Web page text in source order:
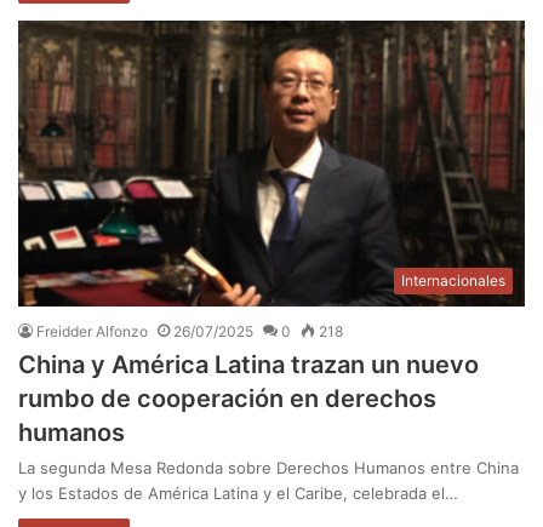
Internacionales
Freidder Alfonzo 26/07/2025 0 218
China y América Latina trazan un nuevo
rumbo de cooperación en derechos
humanos
La segunda Mesa Redonda sobre Derechos Humanos entre China
y los Estados de América Latina y el Caribe, celebrada el…